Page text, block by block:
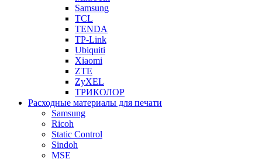
Samsung
TCL
TENDA
TP-Link
Ubiquiti
Xiaomi
ZTE
ZyXEL
ТРИКОЛОР
Расходные материалы для печати
Samsung
Ricoh
Static Control
Sindoh
MSE